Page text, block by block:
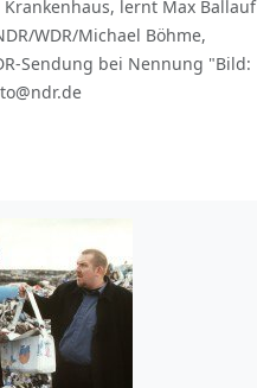
Krankenhaus, lernt Max Ballauf
WDR/Michael Böhme,
Sendung bei Nennung "Bild: